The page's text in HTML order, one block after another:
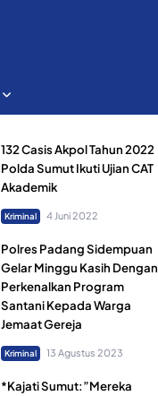
132 Casis Akpol Tahun 2022
Polda Sumut Ikuti Ujian CAT
Akademik
Kriminal 4 Juni 2022
Polres Padang Sidempuan
Gelar Minggu Kasih Dengan
Perkenalkan Program
Santani Kepada Warga
Jemaat Gereja
Kriminal 13 Agustus 2023
*Kajati Sumut:”Mereka